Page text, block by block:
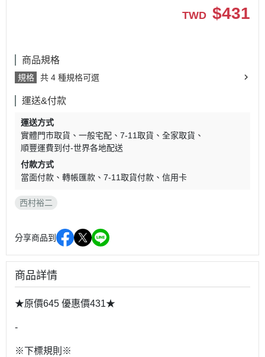
TWD $431
商品規格
規格 共 4 種規格可選
運送&付款
運送方式
實體門市取貨
一般宅配 7-11取貨
全家取貨
順豐運費到付-世界各地配送
付款方式
當面付款
轉帳匯款 7-11取貨付款 信用卡
西村裕二
分享商品到
商品詳情
★原價645 優惠價431★
-
※下標規則※